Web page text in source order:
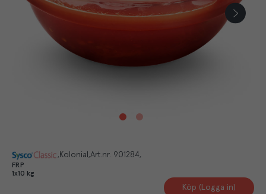
Kolonial Art.nr. 901284
FRP
1x10 kg
Köp (Logga in)